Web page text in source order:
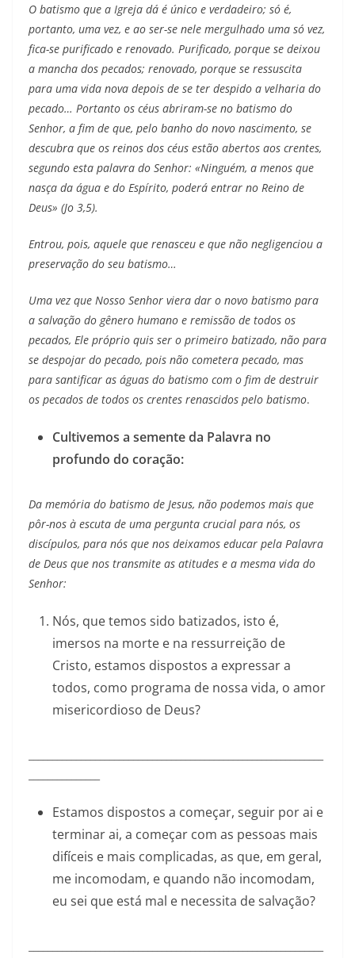
O batismo que a Igreja dá é único e verdadeiro; só é,
portanto, uma vez, e ao ser-se nele mergulhado uma só vez,
fica-se purificado e renovado. Purificado, porque se deixou
a mancha dos pecados; renovado, porque se ressuscita
para uma vida nova depois de se ter despido a velharia do
pecado… Portanto os céus abriram-se no batismo do
Senhor, a fim de que, pelo banho do novo nascimento, se
descubra que os reinos dos céus estão abertos aos crentes,
segundo esta palavra do Senhor: «Ninguém, a menos que
nasça da água e do Espírito, poderá entrar no Reino de
Deus» (Jo 3,5).
Entrou, pois, aquele que renasceu e que não negligenciou a
preservação do seu batismo…
Uma vez que Nosso Senhor viera dar o novo batismo para
a salvação do gênero humano e remissão de todos os
pecados, Ele próprio quis ser o primeiro batizado, não para
se despojar do pecado, pois não cometera pecado, mas
para santificar as águas do batismo com o fim de destruir
os pecados de todos os crentes renascidos pelo batismo.
Cultivemos a semente da Palavra no
profundo do coração:
Da memória do batismo de Jesus, não podemos mais que
pôr-nos à escuta de uma pergunta crucial para nós, os
discípulos, para nós que nos deixamos educar pela Palavra
de Deus que nos transmite as atitudes e a mesma vida do
Senhor:
Nós, que temos sido batizados, isto é,
imersos na morte e na ressurreição de
Cristo, estamos dispostos a expressar a
todos, como programa de nossa vida, o amor
misericordioso de Deus?
Estamos dispostos a começar, seguir por ai e
terminar ai, a começar com as pessoas mais
difíceis e mais complicadas, as que, em geral,
me incomodam, e quando não incomodam,
eu sei que está mal e necessita de salvação?